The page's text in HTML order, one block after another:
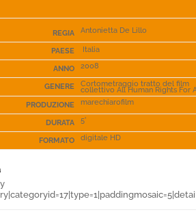
REGIA Antonietta De Lillo
PAESE Italia
ANNO 2008
GENERE Cortometraggio tratto del film
collettivo All Human Rights For
PRODUZIONE
marechiarofilm
DURATA 5’
FORMATO digitale HD